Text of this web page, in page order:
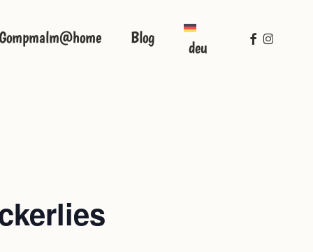
Blog
deu
facebook